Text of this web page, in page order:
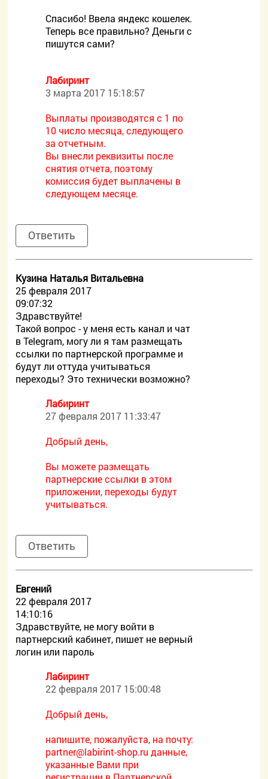
Спасибо! Ввела яндекс кошелек.
Теперь все правильно? Деньги с
пишутся сами?
Лабиринт
3 марта 2017 15:18:57
Выплаты производятся с 1 по
10 число месяца, следующего
за отчетным.
Вы внесли реквизиты после
снятия отчета, поэтому
комиссия будет выплачены в
следующем месяце.
Ответить
Кузина Наталья Витальевна
25 февраля 2017
09:07:32
Здравствуйте!
Такой вопрос - у меня есть канал и чат
в Telegram, могу ли я там размещать
ссылки по партнерской программе и
будут ли оттуда учитываться
переходы? Это технически возможно?
Лабиринт
27 февраля 2017 11:33:47
Добрый день,
Вы можете размещать
партнерские ссылки в этом
приложении, переходы будут
учитываться.
Ответить
Евгений
22 февраля 2017
14:10:16
Здравствуйте, не могу войти в
партнерский кабинет, пишет не верный
логин или пароль
Лабиринт
22 февраля 2017 15:00:48
Добрый день,
напишите, пожалуйста, на почту:
partner@labirint-shop.ru данные,
указанные Вами при